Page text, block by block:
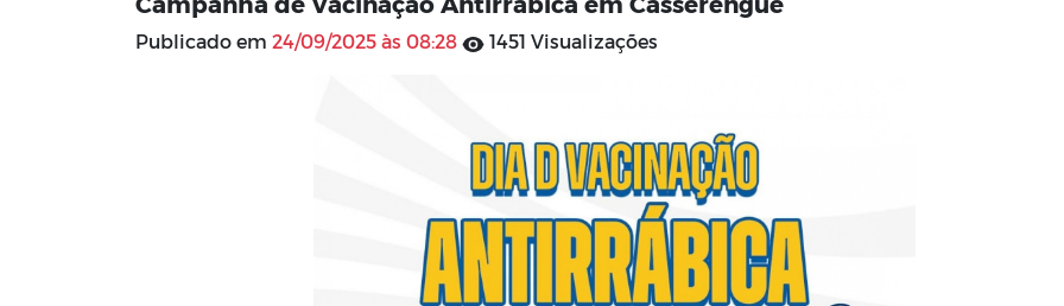
Publicado em 24/09/2025 às 08:28 1451 Visualizações